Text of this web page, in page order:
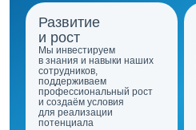
Развитие
и рост
Мы инвестируем
в знания и навыки наших
сотрудников,
поддерживаем
профессиональный рост
и создаём условия
для реализации
потенциала